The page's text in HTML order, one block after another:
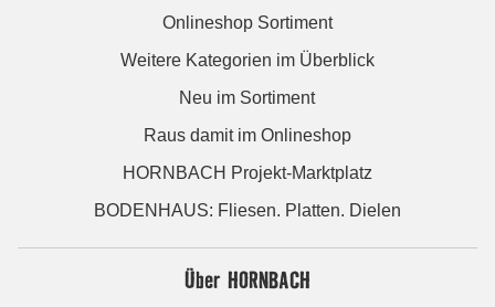
Onlineshop Sortiment
Weitere Kategorien im Überblick
Neu im Sortiment
Raus damit im Onlineshop
HORNBACH Projekt-Marktplatz
BODENHAUS: Fliesen. Platten. Dielen
Über HORNBACH